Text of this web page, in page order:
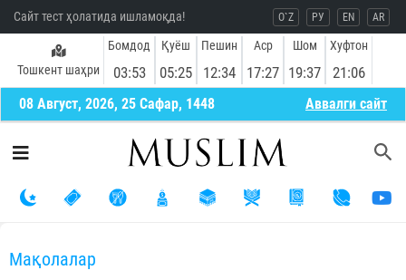
Сайт тест ҳолатида ишламоқда! O`Z РУ EN AR
Тошкент шаҳри
Бомдод
03:53
Қуёш
05:25
Пешин
12:34
Аср
17:27
Шом
19:37
Хуфтон
21:06
08 Август, 2026, 25 Сафар, 1448 Aввалги сайт
Мақолалар